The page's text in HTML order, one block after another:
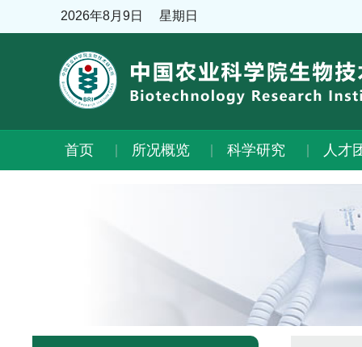
2026年8月9日 星期日
首页 所况概览 科学研究 人才